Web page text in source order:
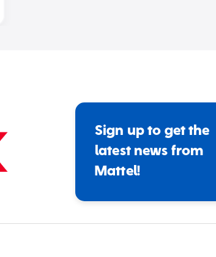
Sign up to get the
latest news from
Mattel!